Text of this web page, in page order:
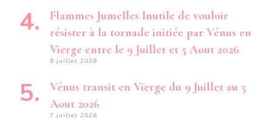
Flammes Jumelles Inutile de vouloir
résister à la tornade initiée par Vénus en
Vierge entre le 9 Juillet et 5 Aout 2026
8 juillet 2026
Vénus transit en Vierge du 9 Juillet au 5
Aout 2026
7 juillet 2026